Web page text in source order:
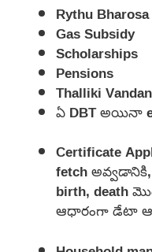
Rythu Bharosa
Gas Subsidy
Scholarships
Pensions
Thalliki
ఏ DBT అయినా
Certificate
fetch
birth, death
ఆధారంగా డేటా